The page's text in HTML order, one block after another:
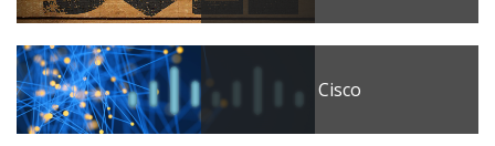
Cisco